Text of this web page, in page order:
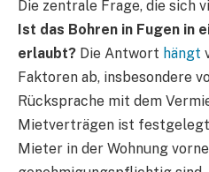
Die zentrale Frage, die sich
Ist das Bohren in Fugen in
erlaubt? Die Antwort hängt
Faktoren ab, insbesondere
Rücksprache mit dem
Mietverträgen ist
Mieter in der Wohnung